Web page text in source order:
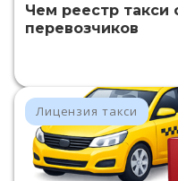
Чем реестр такси
перевозчиков
Лицензия такси